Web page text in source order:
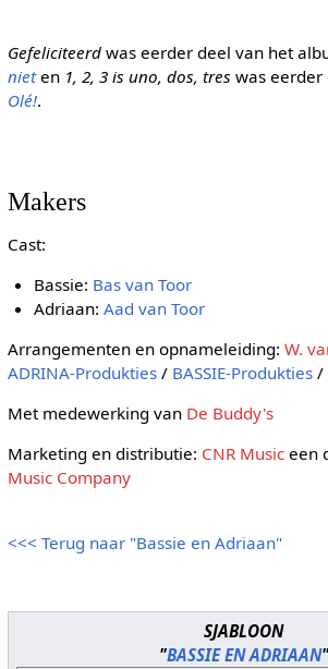
Gefeliciteerdwas eerder deel van het
nieten 1, 2, 3 is uno, dos, tres was eerder
Olé!.
Makers
Cast:
Bassie: Bas van Toor
Adriaan:Aad van Toor
Arrangementen en opnameleiding: W.
ADRINA-Produkties/ BASSIE-Produkties/
Met medewerking van De Buddy's
Marketing en distributie: CNR Musiceen
Music Company
<<< Terug naar "Bassie en Adriaan"
SJABLOON
"BASSIE EN ADRIAAN"